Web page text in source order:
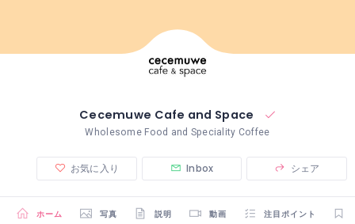
Cecemuwe Cafe and Space
Wholesome Food and Speciality Coffee
お気に入り Inbox シェア
ホーム 写真 説明 動画 注目ポイント